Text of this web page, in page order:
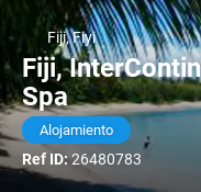
Fiji, Fiyi
Fiji,
Spa
Alojamiento
Ref ID:26480783